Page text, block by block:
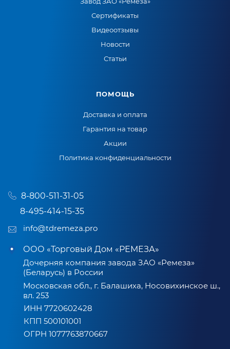
Сертификаты
Видеоотзывы
Новости
Статьи
ПОМОЩЬ
Доставка и оплата
Гарантия на товар
Акции
Политика конфиденциальности
8-800-511-31-05
8-495-414-15-35
info@tdremeza.pro
ООО «Торговый Дом «РЕМЕЗА»
Дочерняя компания завода ЗАО «Ремеза»
(Беларусь) в России
Московская обл., г. Балашиха, Носовихинское ш.,
вл. 253
ИНН 7720602428
КПП 500101001
ОГРН 1077763870667